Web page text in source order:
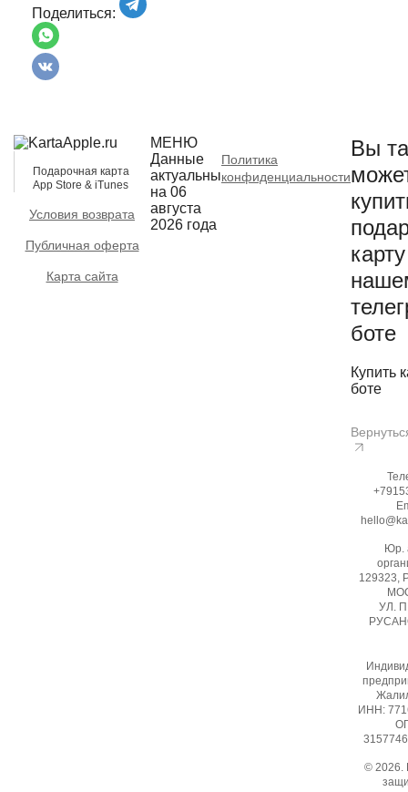
Поделиться:
Подарочная карта
App Store & iTunes
Условия возврата
Публичная оферта
Карта сайта
МЕНЮ
Данные
актуальны
на 06
августа
2026 года
Политика
конфиденциальности
Вы
боте
Купить
боте
Юр.
129323,
УЛ.
ИНН:
© 2026.